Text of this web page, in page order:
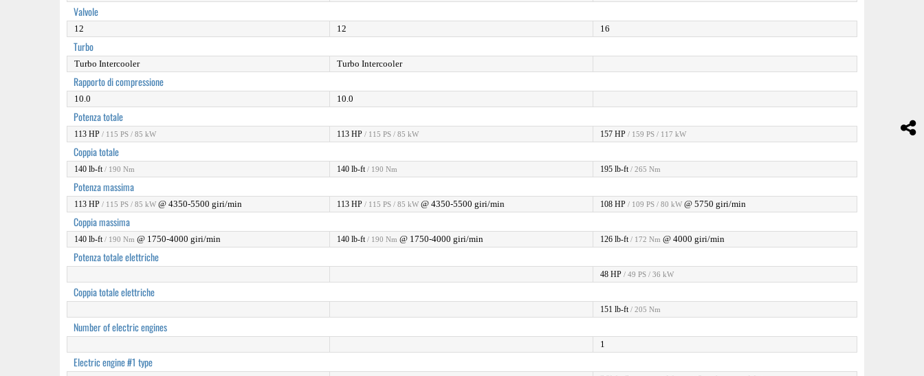
Valvole
12 12 16
Turbo
Turbo Intercooler Turbo Intercooler
Rapporto di compressione
10.0 10.0
Potenza totale
113 HP / 115 PS / 85 kW 113 HP / 115 PS / 85 kW 157 HP / 159 PS / 117 kW
Coppia totale
140 lb-ft / 190 Nm 140 lb-ft / 190 Nm 195 lb-ft / 265 Nm
Potenza massima
113 HP / 115 PS / 85 kW @ 4350-5500 giri/min 113 HP / 115 PS / 85 kW @ 4350-5500 giri/min 108 HP / 109 PS / 80 kW @ 5750 giri/min
Coppia massima
140 lb-ft / 190 Nm @ 1750-4000 giri/min 140 lb-ft / 190 Nm @ 1750-4000 giri/min 126 lb-ft / 172 Nm @ 4000 giri/min
Potenza totale elettriche
48 HP / 49 PS / 36 kW
Coppia totale elettriche
151 lb-ft / 205 Nm
Number of electric engines
1
Electric engine #1 type